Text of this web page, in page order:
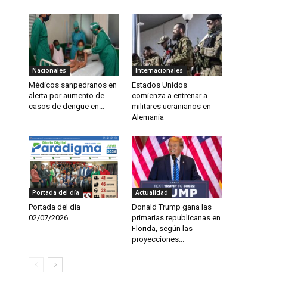
Nacionales
Médicos sanpedranos en
alerta por aumento de
casos de dengue en...
Internacionales
Estados Unidos
comienza a entrenar a
militares ucranianos en
Alemania
Portada del día
Portada del día
02/07/2026
Actualidad
Donald Trump gana las
primarias republicanas en
Florida, según las
proyecciones...